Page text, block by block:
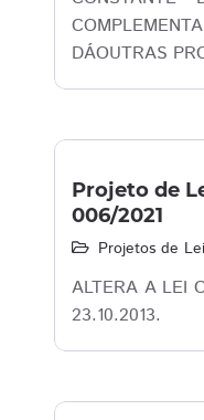
DÁOUTRAS
Projeto de
006/2021
Projetos de
ALTERA A LEI
23.10.2013.